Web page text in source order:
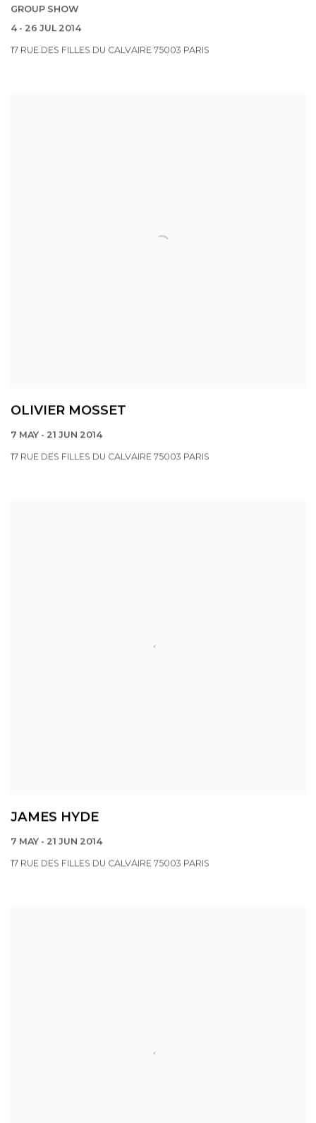
GROUP SHOW
4 - 26 JUL 2014
17 RUE DES FILLES DU CALVAIRE 75003 PARIS
OLIVIER MOSSET
7 MAY - 21 JUN 2014
17 RUE DES FILLES DU CALVAIRE 75003 PARIS
JAMES HYDE
7 MAY - 21 JUN 2014
17 RUE DES FILLES DU CALVAIRE 75003 PARIS